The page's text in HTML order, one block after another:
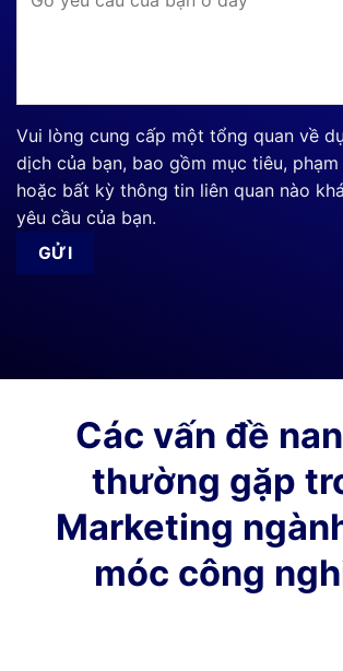
Vui lòng cung cấp một tổng quan về
dịch của bạn, bao gồm mục tiêu,
hoặc bất kỳ thông tin liên quan nào
yêu cầu của bạn.
Các vấn đề
thường gặp
Marketing
móc công